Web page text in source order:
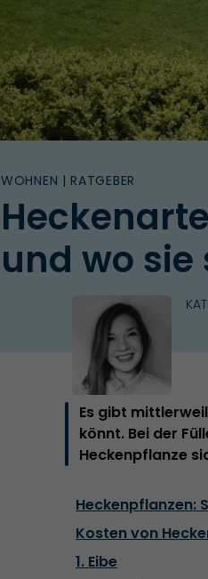
WOHNEN | RATGEBER
und wo
Es gibt
könnt. Bei der
Heckenpflanze
Heckenpflanzen:
Kosten von
1. Eibe